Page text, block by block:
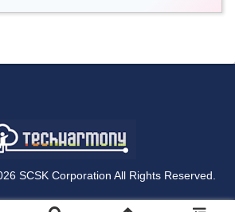
SCSK Corporation All Rights Reserved.